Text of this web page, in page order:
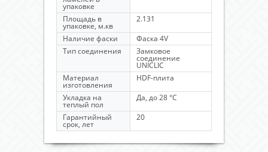
упаковке
Площадь в
упаковке, м.кв
2.131
Наличие фаски
Фаска 4V
Тип соединения
Замковое
соединение
UNICLIC
Материал
изготовления
HDF-плита
Укладка на
теплый пол
Да, до 28 °C
Гарантийный
срок, лет
20